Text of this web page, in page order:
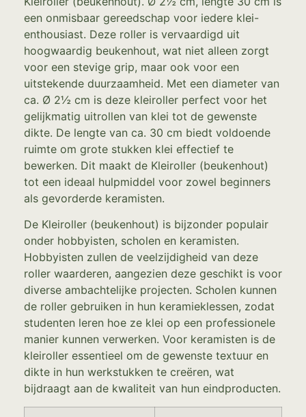
een onmisbaar gereedschap voor iedere klei-
enthousiast. Deze roller is vervaardigd uit
hoogwaardig beukenhout, wat niet alleen zorgt
voor een stevige grip, maar ook voor een
uitstekende duurzaamheid. Met een diameter van
ca. Ø 2½ cm is deze kleiroller perfect voor het
gelijkmatig uitrollen van klei tot de gewenste
dikte. De lengte van ca. 30 cm biedt voldoende
ruimte om grote stukken klei effectief te
bewerken. Dit maakt de Kleiroller (beukenhout)
tot een ideaal hulpmiddel voor zowel beginners
als gevorderde keramisten.
De Kleiroller (beukenhout) is bijzonder populair
onder hobbyisten, scholen en keramisten.
Hobbyisten zullen de veelzijdigheid van deze
roller waarderen, aangezien deze geschikt is voor
diverse ambachtelijke projecten. Scholen kunnen
de roller gebruiken in hun keramieklessen, zodat
studenten leren hoe ze klei op een professionele
manier kunnen verwerken. Voor keramisten is de
kleiroller essentieel om de gewenste textuur en
dikte in hun werkstukken te creëren, wat
bijdraagt aan de kwaliteit van hun eindproducten.